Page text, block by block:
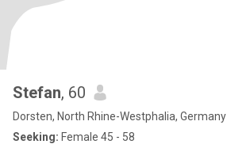
Stefan, 60
Dorsten, North Rhine-Westphalia, Germany
Seeking: Female 45 - 58